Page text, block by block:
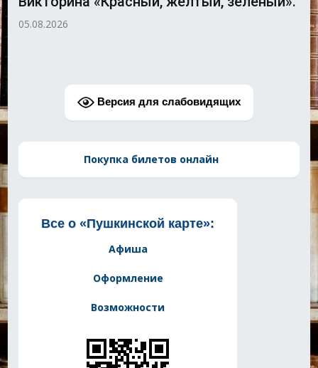
05.08.2026
Версия для слабовидящих
Покупка билетов онлайн
Все о «Пушкинской карте»:
Афиша
Оформление
Возможности